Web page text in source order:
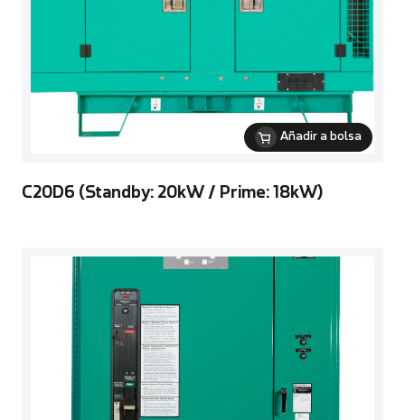
Añadir a bolsa
C20D6 (Standby: 20kW / Prime: 18kW)